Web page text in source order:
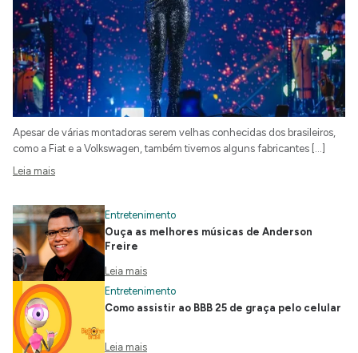
Apesar de várias montadoras serem velhas conhecidas dos brasileiros,
como a Fiat e a Volkswagen, também tivemos alguns fabricantes […]
Leia mais
Entretenimento
Ouça as melhores músicas de Anderson
Freire
Leia mais
Entretenimento
Como assistir ao BBB 25 de graça pelo celular
Leia mais